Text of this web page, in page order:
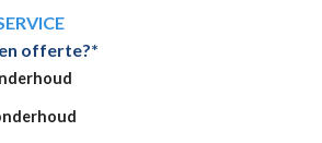
offerte?*